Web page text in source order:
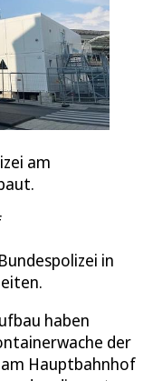
am
in
haben
der
Hauptbahnhof